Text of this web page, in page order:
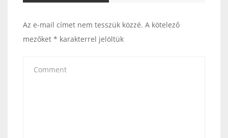
Az e-mail címet nem tesszük közzé. A kötelező
mezőket * karakterrel jelöltük